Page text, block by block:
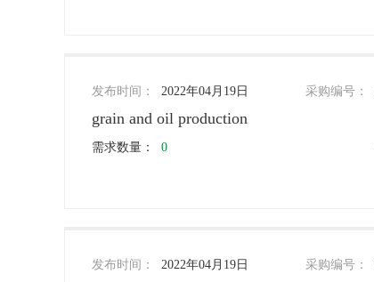
发布时间： 2022年04月19日 采购编号：
grain and oil production
需求数量： 0
发布时间： 2022年04月19日 采购编号：